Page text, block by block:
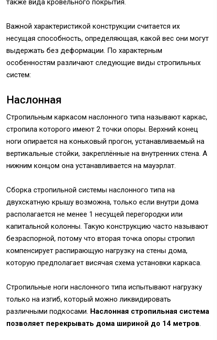
также вида кровельного покрытия.
Важной характеристикой конструкции считается их
несущая способность, определяющая, какой вес они могут
выдержать без деформации. По характерным
особенностям различают следующие виды стропильных
систем:
Наслонная
Стропильным каркасом наслонного типа называют каркас,
стропила которого имеют 2 точки опоры. Верхний конец
ноги опирается на коньковый прогон, устанавливаемый на
вертикальные стойки, закреплённые на внутренних стена. А
нижним концом она устанавливается на мауэрлат.
Сборка стропильной системы наслонного типа на
двухскатную крышу возможна, только если внутри дома
располагается не менее 1 несущей перегородки или
капитальной колонны. Такую конструкцию часто называют
безраспорной, потому что вторая точка опоры стропил
компенсирует распирающую нагрузку на стены дома,
которую предполагает висячая схема установки каркаса.
Стропильные ноги наслонного типа испытывают нагрузку
только на изгиб, который можно ликвидировать
различными подкосами. Наслонная стропильная система
позволяет перекрывать дома шириной до 14 метров.